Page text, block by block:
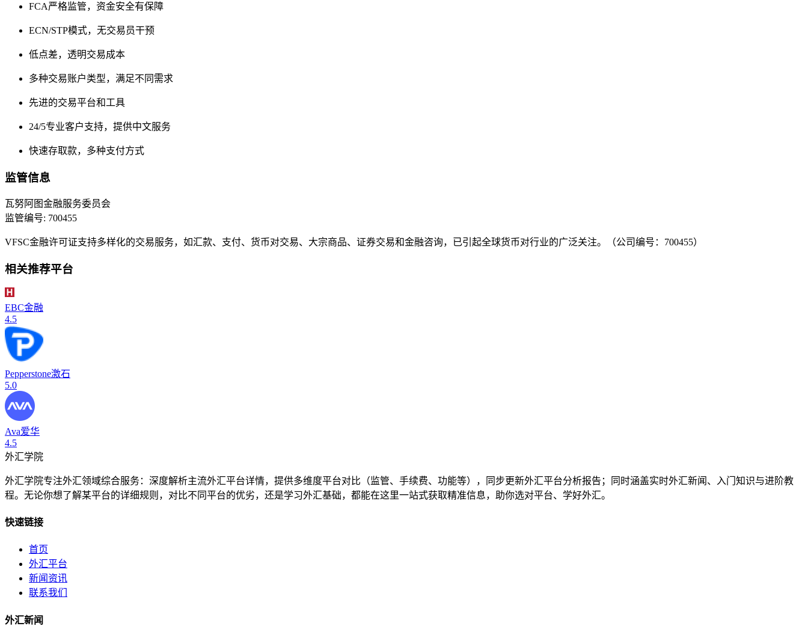
FCA严格监管，资金安全有保障
ECN/STP模式，无交易员干预
低点差，透明交易成本
多种交易账户类型，满足不同需求
先进的交易平台和工具
24/5专业客户支持，提供中文服务
快速存取款，多种支付方式
监管信息
瓦努阿图金融服务委员会
监管编号: 700455
VFSC金融许可证支持多样化的交易服务，如汇款、支付、货币对交易、大宗商品、证券交易和金融咨询，已引起全球货币对行业的广泛关注。（公司编号：700455）
相关推荐平台
EBC金融
4.5
Pepperstone激石
5.0
Ava爱华
4.5
外汇学院
外汇学院专注外汇领域综合服务：深度解析主流外汇平台详情，提供多维度平台对比（监管、手续费、功能等），同步更新外汇平台分析报告；同时涵盖实时外汇新闻、入门知识与进阶教
程。无论你想了解某平台的详细规则，对比不同平台的优劣，还是学习外汇基础，都能在这里一站式获取精准信息，助你选对平台、学好外汇。
快速链接
首页
外汇平台
新闻资讯
联系我们
外汇新闻